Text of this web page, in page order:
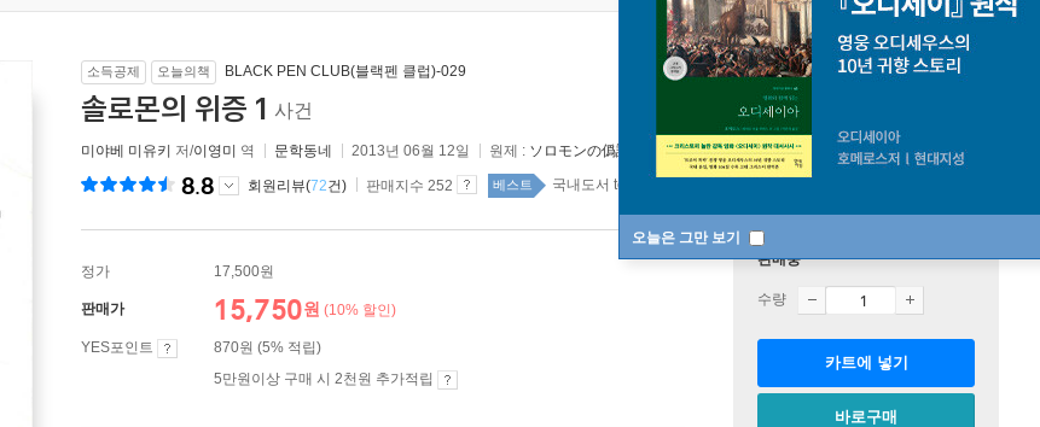
오늘은 그만 보기
소득공제 오늘의책 BLACK PEN CLUB(블랙펜 클럽)-029
솔로몬의 위증 1 사건
미야베 미유키 저/이영미 역 문학동네 2013년 06월 12일 원제 : ソロモンの僞證
8.8 회원리뷰(72건) 판매지수 252 베스트 국내도서 top100 7주
정가 17,500원
판매가 15,750원 (10% 할인)
YES포인트
870원 (5% 적립)
5만원이상 구매 시 2천원 추가적립
판매중
수량
카트에 넣기
바로구매